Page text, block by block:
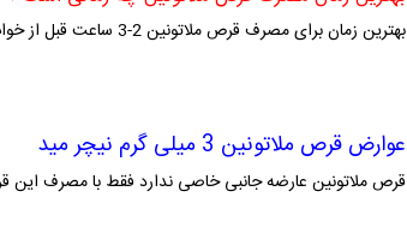
بهترین زمان برای مصرف قرص ملاتونین 2-3 ساعت قبل از خواب است.
عوارض قرص ملاتونین 3 میلی گرم نیچر مید
قرص ملاتونین عارضه جانبی خاصی ندارد فقط با مصرف